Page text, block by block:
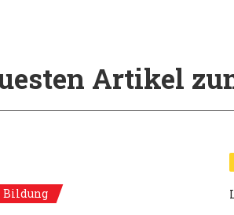
Artikel
Bildung